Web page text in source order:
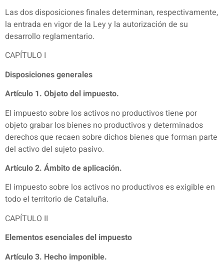
Las dos disposiciones finales determinan, respectivamente,
la entrada en vigor de la Ley y la autorización de su
desarrollo reglamentario.
CAPÍTULO I
Disposiciones generales
Artículo 1. Objeto del impuesto.
El impuesto sobre los activos no productivos tiene por
objeto grabar los bienes no productivos y determinados
derechos que recaen sobre dichos bienes que forman parte
del activo del sujeto pasivo.
Artículo 2. Ámbito de aplicación.
El impuesto sobre los activos no productivos es exigible en
todo el territorio de Cataluña.
CAPÍTULO II
Elementos esenciales del impuesto
Artículo 3. Hecho imponible.